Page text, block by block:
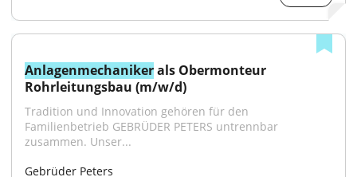
Anlagenmechaniker als Obermonteur
Rohrleitungsbau (m/w/d)
Tradition und Innovation gehören für den
Familienbetrieb GEBRÜDER PETERS untrennbar
zusammen. Unser...
Gebrüder Peters